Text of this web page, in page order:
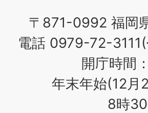
〒871-0992 福岡
電話 0979-72-
開庁時間
年末年始(12月
8時